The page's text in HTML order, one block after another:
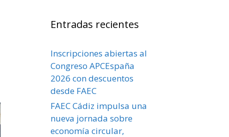
Entradas recientes
Inscripciones abiertas al
Congreso APCEspaña
2026 con descuentos
desde FAEC
FAEC Cádiz impulsa una
nueva jornada sobre
economía circular,